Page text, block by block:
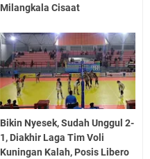
Milangkala Cisaat
Bikin Nyesek, Sudah Unggul 2-
1, Diakhir Laga Tim Voli
Kuningan Kalah, Posis Libero